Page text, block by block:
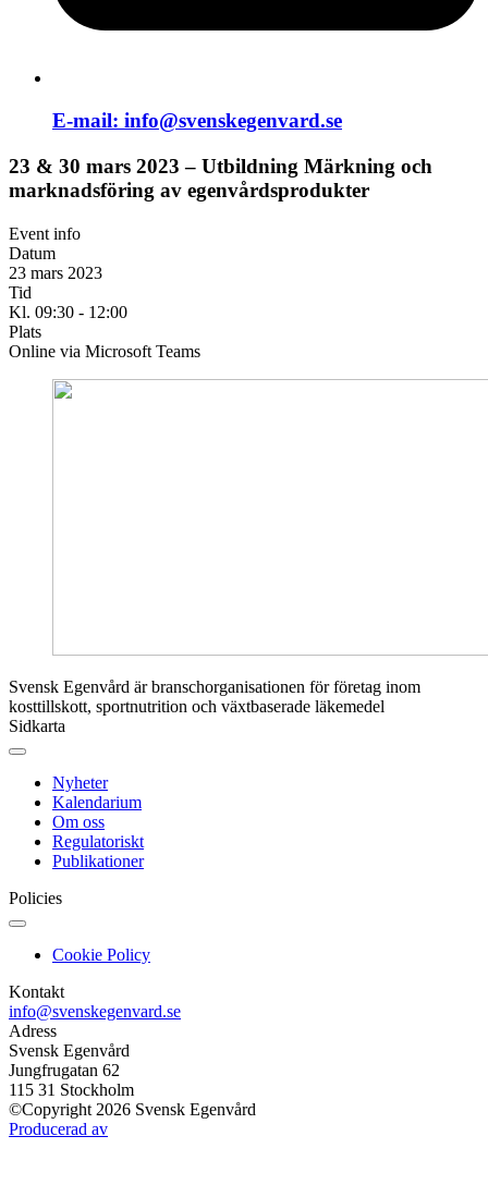
E-mail: info@svenskegenvard.se
23 & 30 mars 2023 – Utbildning Märkning och
marknadsföring av egenvårdsprodukter
Event info
Datum
23 mars 2023
Tid
Kl. 09:30 - 12:00
Plats
Online via Microsoft Teams
Svensk Egenvård är branschorganisationen för företag inom
kosttillskott, sportnutrition och växtbaserade läkemedel
Sidkarta
Nyheter
Kalendarium
Om oss
Regulatoriskt
Publikationer
Policies
Cookie Policy
Kontakt
info@svenskegenvard.se
Adress
Svensk Egenvård
Jungfrugatan 62
115 31 Stockholm
©Copyright 2026 Svensk Egenvård
Producerad av